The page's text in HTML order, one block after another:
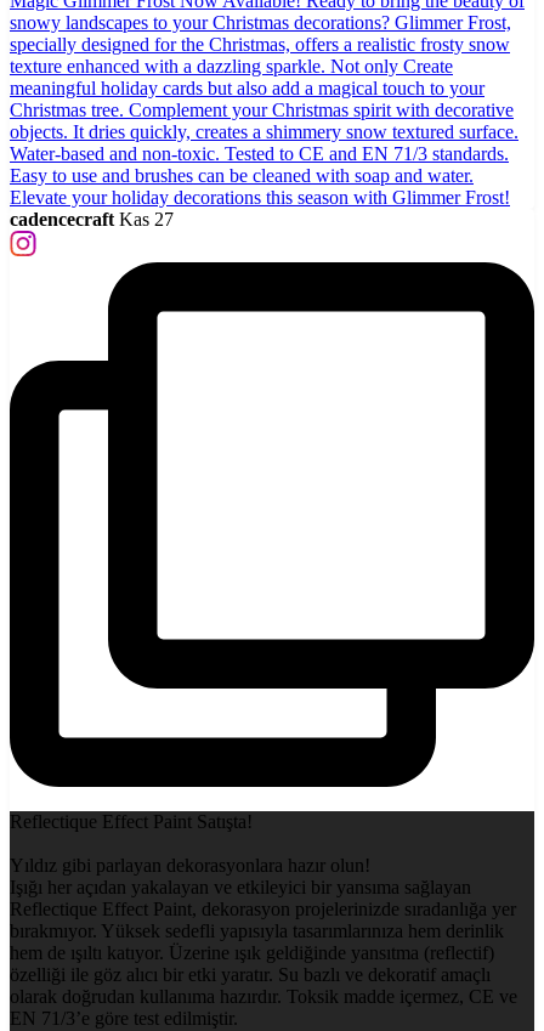
cadencecraft Kas 27
Reflectique Effect Paint Satışta!
Yıldız gibi parlayan dekorasyonlara hazır olun!
Işığı her açıdan yakalayan ve etkileyici bir yansıma sağlayan
Reflectique Effect Paint, dekorasyon projelerinizde sıradanlığa yer
bırakmıyor. Yüksek sedefli yapısıyla tasarımlarınıza hem derinlik
hem de ışıltı katıyor. Üzerine ışık geldiğinde yansıtma (reflectif)
özelliği ile göz alıcı bir etki yaratır. Su bazlı ve dekoratif amaçlı
olarak doğrudan kullanıma hazırdır. Toksik madde içermez, CE ve
EN 71/3’e göre test edilmiştir.